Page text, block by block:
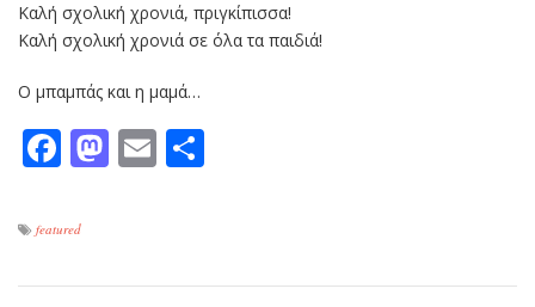
Καλή σχολική χρονιά, πριγκίπισσα!
Καλή σχολική χρονιά σε όλα τα παιδιά!
Ο μπαμπάς και η μαμά…
Facebook
Mastodon
Email
featured